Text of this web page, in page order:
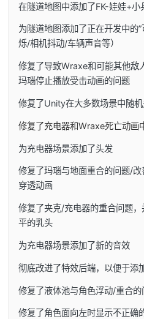
在隧道地图中添加了FK-娃娃+小
为隧道地图添加了正在开发中的
烁/相机抖动/车辆声音等）
修复了导致Wraxe和可能其他敌
玛瑙停止播放受击动画的问题
修复了Unity在大多数场景中随
修复了充电器和Wraxe死亡动画
为充电器场景添加了头发
修复了玛瑙与地面重合的问题/
穿透动画
修复了夹克/充电器的重合问题
平的乳头
为充电器场景添加了新的音效
彻底改进了特效后端，以便于添
修复了液体池与角色浮动/重合的
修复了角色面向左时显示不正确